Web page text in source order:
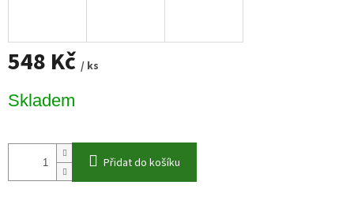
548 Kč / ks
cena:
Skladem
Přidat do košíku